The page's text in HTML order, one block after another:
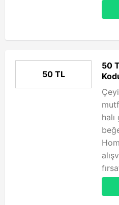
50 TL
50
halı